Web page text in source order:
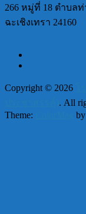
266 หมู่ที่ 18 ตำบล
ฉะเชิงเทรา 24160
Copyright © 2026
. All
Theme: